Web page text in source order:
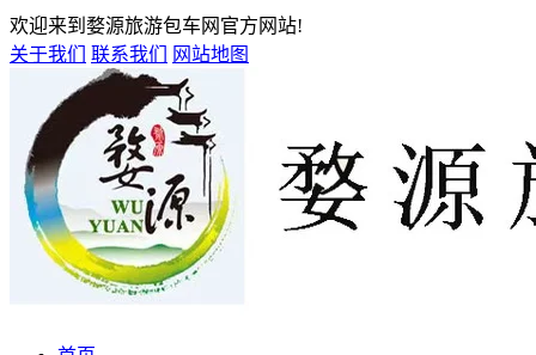
欢迎来到婺源旅游包车网官方网站!
关于我们
联系我们 网站地图